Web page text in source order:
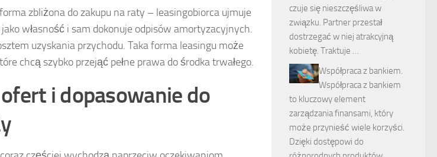
zbliżona do zakupu na raty – leasingobiorca ujmuje
własność i sam dokonuje odpisów amortyzacyjnych.
uzyskania przychodu. Taka forma leasingu może
chcą szybko przejąć pełne prawa do środka trwałego.
i dopasowanie do
czuje się nieszczęśliwa w
związku. Partner przestał
dostrzegać w niej atrakcyjną
kobietę. Traktuje …
Współpraca z bankiem.
Współpraca z bankiem
to kluczowy element
zarządzania finansami, który
może przynieść wiele korzyści.
Dzięki dostępowi do